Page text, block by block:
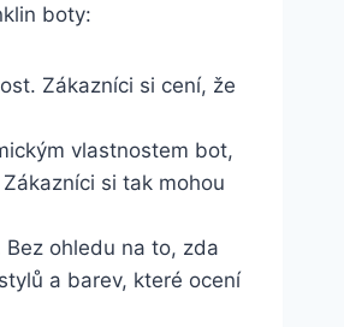
boty:
Zákazníci si cení, ⁤že
vlastnostem bot,
si tak mohou
‍ohledu ⁣na to,⁤ zda
a⁢ barev, které ocení